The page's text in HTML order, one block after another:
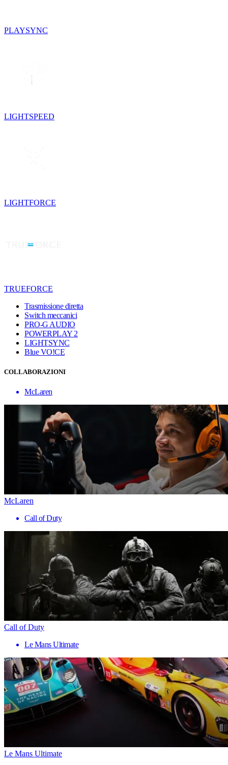
PLAYSYNC
LIGHTSPEED
LIGHTFORCE
TRUEFORCE
Trasmissione diretta
Switch meccanici
PRO-G AUDIO
POWERPLAY 2
LIGHTSYNC
Blue VO!CE
COLLABORAZIONI
McLaren
McLaren
Call of Duty
Call of Duty
Le Mans Ultimate
Le Mans Ultimate